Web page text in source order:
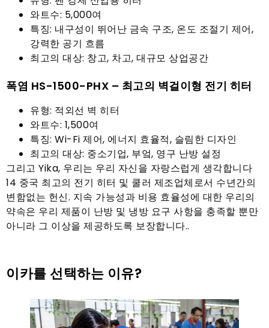
와트수: 5,000여
특징: 내구성이 뛰어난 금속 구조, 온도 조절기 제어,
강력한 공기 흐름
최고의 대상: 창고, 차고, 대규모 상업공간
폭염 HS-1500-PHX – 최고의 벽걸이형 전기 히터
유형: 적외선 벽 히터
와트수: 1,500여
특징: Wi-Fi 제어, 에너지 효율적, 슬림한 디자인
최고의 대상: 중소기업, 부엌, 영구 난방 설정
그리고 Yika, 우리는 우리 자신을 자랑스럽게 생각합니다
14 중국 최고의 전기 히터 및 쿨러 제조업체로서 수년간의
변함없는 헌신. 지속 가능성과 비용 효율성에 대한 우리의
약속은 우리 제품이 난방 및 냉방 요구 사항을 충족할 뿐만
아니라 그 이상을 제공하도록 보장합니다..
이카를 선택하는 이유?